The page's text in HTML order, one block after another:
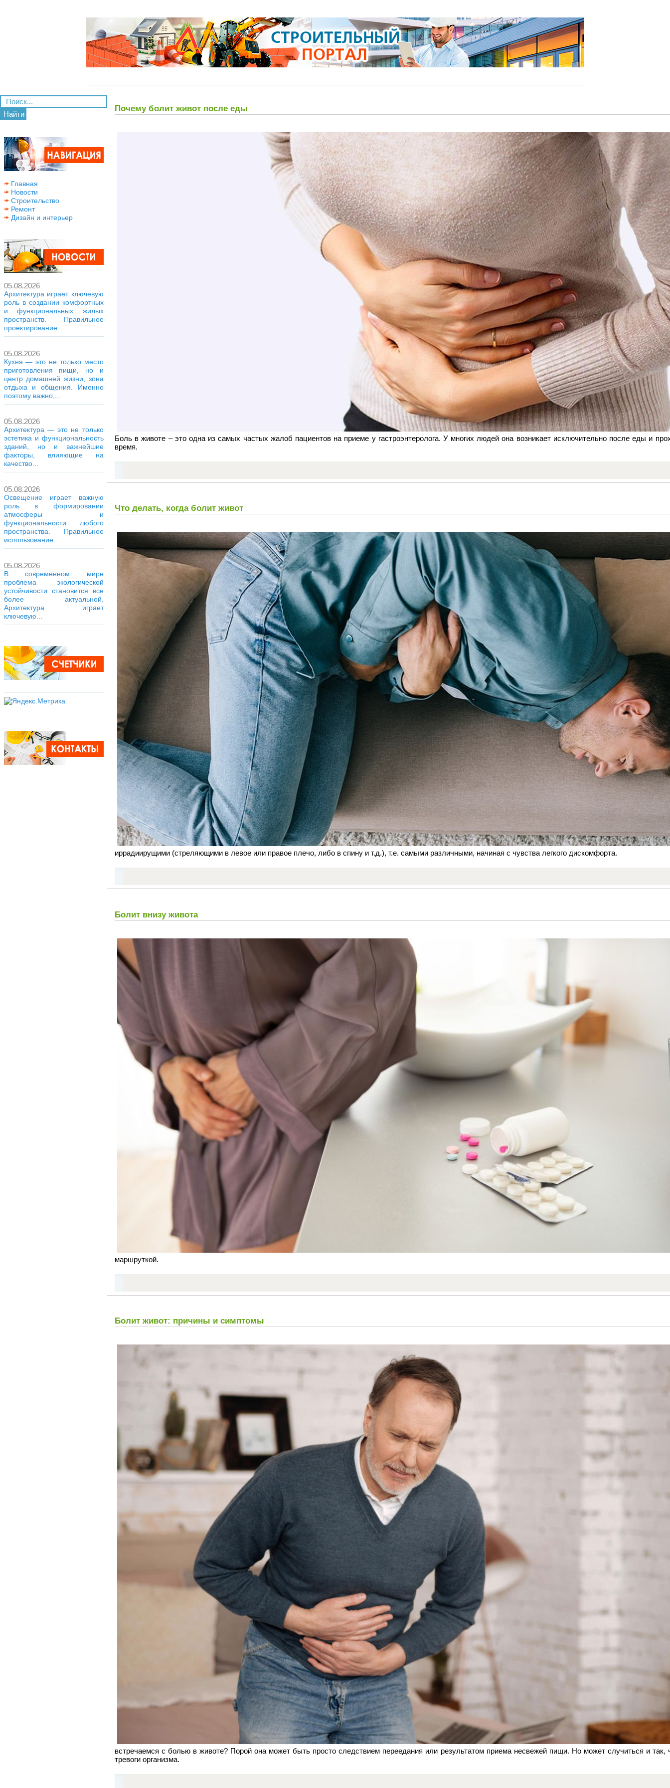
Найти
Главная
Новости
Строительство
Ремонт
Дизайн и интерьер
05.08.2026
Архитектура играет ключевую
роль в создании комфортных
и функциональных жилых
пространств. Правильное
проектирование...
05.08.2026
Кухня — это не только место
приготовления пищи, но и
центр домашней жизни, зона
отдыха и общения. Именно
поэтому важно,...
05.08.2026
Архитектура — это не только
эстетика и функциональность
зданий, но и важнейшие
факторы, влияющие на
качество...
05.08.2026
Освещение играет важную
роль в формировании
атмосферы и
функциональности любого
пространства. Правильное
использование...
05.08.2026
В современном мире
проблема экологической
устойчивости становится все
более актуальной.
Архитектура играет
ключевую...
Почему болит живот после еды
Боль в животе – это одна из самых частых жалоб пациентов на приеме у гастроэнтеролога. У многих людей она возникает исключительно после еды и
время.
Что делать, когда болит живот
иррадиирущими (стреляющими в левое или правое плечо, либо в спину и т.д.), т.е. самыми различными, начиная с чувства легкого дискомфорта.
Болит внизу живота
маршруткой.
Болит живот: причины и симптомы
встречаемся с болью в животе? Порой она может быть просто следствием переедания или результатом приема несвежей пищи. Но может случиться и так,
тревоги организма.